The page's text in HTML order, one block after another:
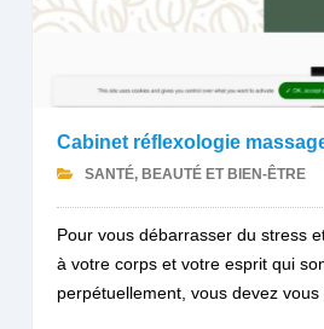
Cabinet réflexologie
SANTÉ, BEAUTÉ ET BIEN-ÊTRE
Pour vous débarrasser du stress
à votre corps et votre esprit qui
perpétuellement, vous devez vous